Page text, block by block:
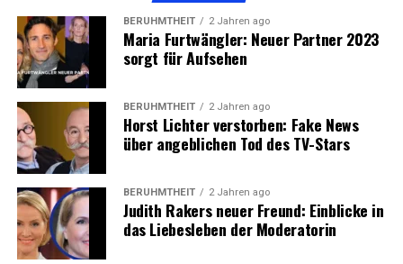
BERÜHMTHEIT 2 Jahren ago
Maria Furtwängler: Neuer Partner 2023
sorgt für Aufsehen
BERÜHMTHEIT 2 Jahren ago
Horst Lichter verstorben: Fake News
über angeblichen Tod des TV-Stars
BERÜHMTHEIT 2 Jahren ago
Judith Rakers neuer Freund: Einblicke in
das Liebesleben der Moderatorin